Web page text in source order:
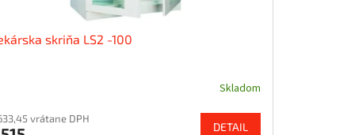
skriňa LS2 -100
Skladom
vrátane DPH
DETAIL